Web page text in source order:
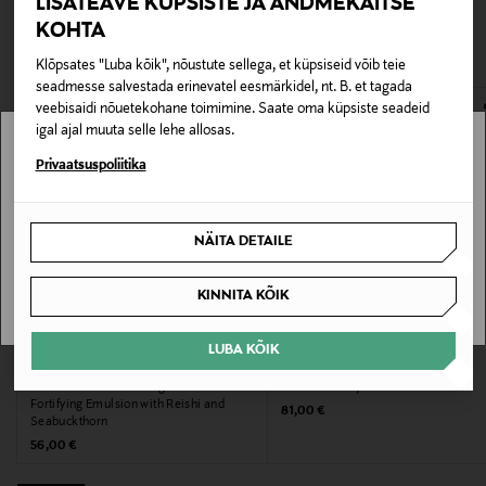
KOHTA
Klõpsates "Luba kõik", nõustute sellega, et küpsiseid võib teie
seadmesse salvestada erinevatel eesmärkidel, nt. B. et tagada
veebisaidi nõuetekohane toimimine. Saate oma küpsiste seadeid
igal ajal muuta selle lehe allosas.
Privaatsuspoliitika
NÄITA DETAILE
KINNITA KÕIK
LUBA KÕIK
142493777
Pakendi suurus
50 ml
NOCOL
Suurus
pakendis kosmeetika- ja loodustooted peavad olema
E-POE TAGASTUSED
VAATASID KA
Fortifying Emulsion with Reishi and
Seabuckthorn
Original Price
56,00 €
Original Price
81,00 €
Stockmann pole Sinu riigis saadaval.
SAAN ARU